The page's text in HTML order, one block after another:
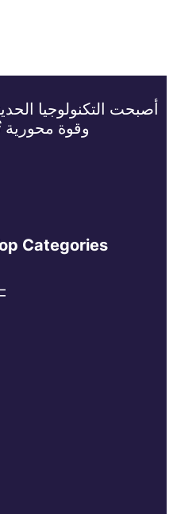
أصبحت التكنولوجيا
وقوة محورية
Categories